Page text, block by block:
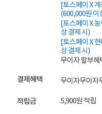
[토스페이 X
(600,000원 이
[토스페이 X
상 결제 시)
[토스페이 X
상 결제 시)
무이자 할부혜
결제혜택 무이자무이자
적립금 5,900원 적립